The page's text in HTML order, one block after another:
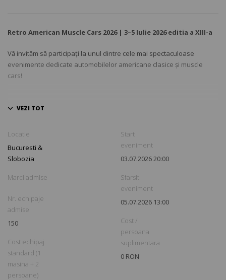
Retro American Muscle Cars 2026 | 3–5 Iulie 2026 editia a XIII-a
Vă invităm să participați la unul dintre cele mai spectaculoase
evenimente dedicate automobilelor americane clasice și muscle
cars!
Locatie
Bucuresti &
Slobozia
Marci admise
Nr. echipaje
admise
150
Cost echipaj
standard (1
masina + 2
persoane)
Start
eveniment
03.07.2026 20:00
Sfarsit
eveniment
05.07.2026 13:00
Cost /
persoana
suplimentara
0 RON